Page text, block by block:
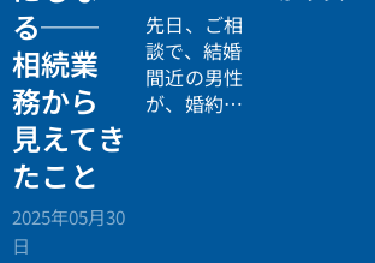
る──
相続業
務から
見えてき
たこと
2025年05月30
日
先日、ご相
談で、結婚
間近の男性
が、婚約者